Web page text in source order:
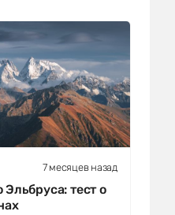
7 месяцев назад
Эльбруса: тест о